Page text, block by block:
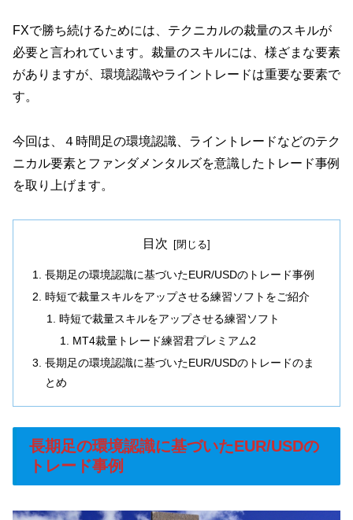
FXで勝ち続けるためには、テクニカルの裁量のスキルが
必要と言われています。裁量のスキルには、様ざまな要素
がありますが、環境認識やライントレードは重要な要素で
す。
今回は、４時間足の環境認識、ライントレードなどのテク
ニカル要素とファンダメンタルズを意識したトレード事例
を取り上げます。
目次
長期足の環境認識に基づいたEUR/USDのトレード事例
時短で裁量スキルをアップさせる練習ソフトをご紹介
時短で裁量スキルをアップさせる練習ソフト
MT4裁量トレード練習君プレミアム2
長期足の環境認識に基づいたEUR/USDのトレードのま
とめ
長期足の環境認識に基づいたEUR/USDの
トレード事例